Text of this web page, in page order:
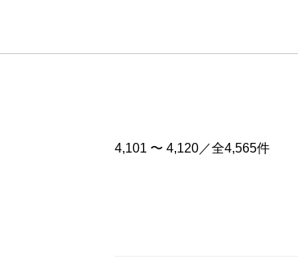
4,101 〜 4,120／全4,565件